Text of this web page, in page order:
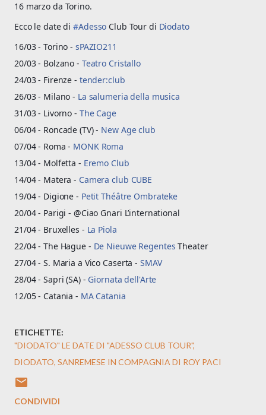
16 marzo da Torino.
Ecco le date di#Adesso Club Tour di Diodato
16/03 - Torino - sPAZIO211
20/03 - Bolzano - Teatro Cristallo
24/03 - Firenze - tender:club
26/03 - Milano - La salumeria della musica
31/03 - Livorno - The Cage
06/04 - Roncade (TV) - New Age club
07/04 - Roma - MONK Roma
13/04 - Molfetta - Eremo Club
14/04 - Matera - Camera club CUBE
19/04 - Digione - Petit Théâtre Ombrateke
20/04 - Parigi - @Ciao Gnari L’international
21/04 - Bruxelles - La Piola
22/04 - The Hague - De Nieuwe Regentes Theater
27/04 - S. Maria a Vico Caserta - SMAV
28/04 - Sapri (SA) - Giornata dell'Arte
12/05 - Catania - MA Catania
ETICHETTE:
"DIODATO" LE DATE DI "ADESSO CLUB TOUR"
DIODATO SANREMESE IN COMPAGNIA DI ROY PACI
CONDIVIDI